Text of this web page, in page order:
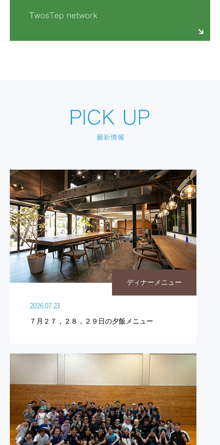
ディナーメニュー
2026.07.23
７月２７，２８，２９日の夕飯メニュー